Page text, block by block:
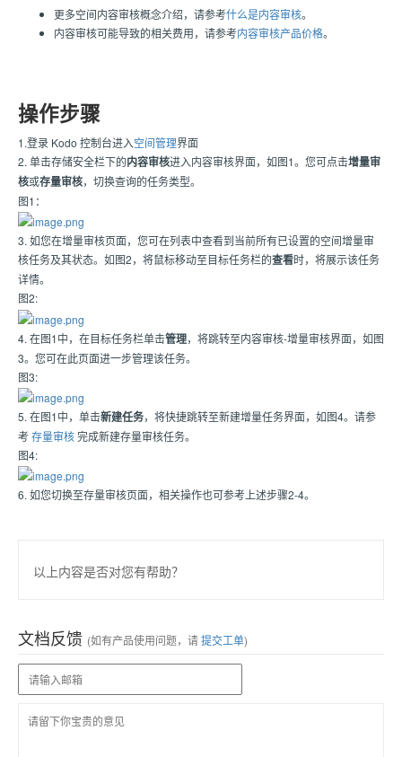
更多空间内容审核概念介绍，请参考什么是内容审核。
内容审核可能导致的相关费用，请参考内容审核产品价格。
操作步骤
1.登录 Kodo 控制台进入空间管理界面
2. 单击存储安全栏下的内容审核进入内容审核界面，如图1。您可点击增量审
核或存量审核，切换查询的任务类型。
图1：
3. 如您在增量审核页面，您可在列表中查看到当前所有已设置的空间增量审
核任务及其状态。如图2，将鼠标移动至目标任务栏的查看时，将展示该任务
详情。
图2:
4. 在图1中，在目标任务栏单击管理，将跳转至内容审核-增量审核界面，如图
3。您可在此页面进一步管理该任务。
图3:
5. 在图1中，单击新建任务，将快捷跳转至新建增量任务界面，如图4。请参
考存量审核完成新建存量审核任务。
图4:
6. 如您切换至存量审核页面，相关操作也可参考上述步骤2-4。
以上内容是否对您有帮助？
文档反馈 (如有产品使用问题，请提交工单)